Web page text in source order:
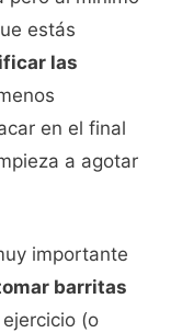
estás
las
en el final
a agotar
importante
barritas
(o